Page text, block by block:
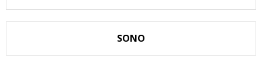
SONO